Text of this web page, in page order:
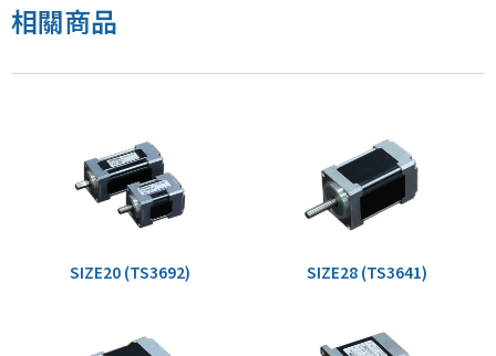
相關商品
SIZE20 (TS3692) SIZE28 (TS3641)